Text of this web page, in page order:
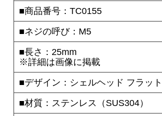
■商品番号：TC0155
■ネジの呼び：M5
■長さ：25mm
※詳細は画像に掲載
■デザイン：シェルヘッド フラット
■材質：ステンレス（SUS304）